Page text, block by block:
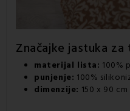
Značajke jastuka za
materijal lista: 100%
punjenje: 100%
dimenzije: 150 x 90 cm